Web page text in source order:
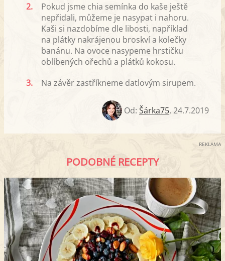
2.
Pokud jsme chia semínka do kaše ještě
nepřidali, můžeme je nasypat i nahoru.
Kaši si nazdobíme dle libosti, například
na plátky nakrájenou broskví a kolečky
banánu. Na ovoce nasypeme hrstičku
oblíbených ořechů a plátků kokosu.
3.
Na závěr zastříkneme datlovým sirupem.
Od: Šárka75, 24.7.2019
REKLAMA
PODOBNÉ RECEPTY